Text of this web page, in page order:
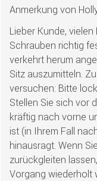
Anmerkung von
Lieber Kunde,
Schrauben richtig
verkehrt herum
Sitz auszumitteln.
versuchen: Bitte
Stellen Sie sich vor
kräftig nach vorne
ist (in Ihrem Fall
hinausragt. Wenn
zurückgleiten
Vorgang wiederholt